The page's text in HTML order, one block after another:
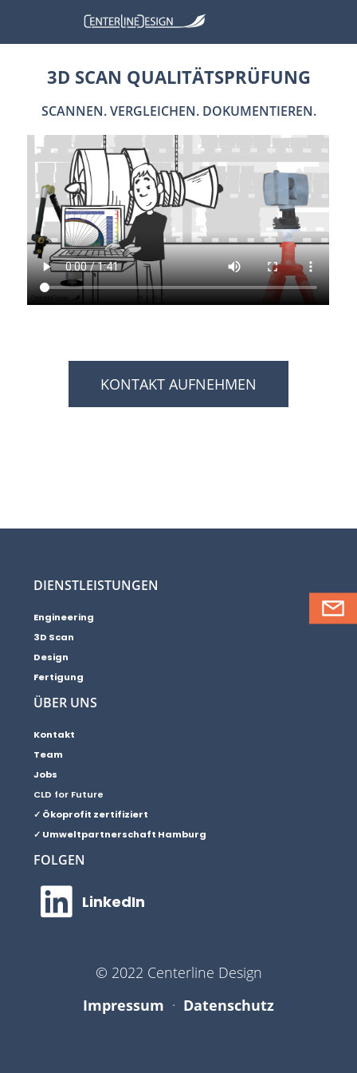
3D SCAN QUALITÄTSPRÜFUNG
SCANNEN. VERGLEICHEN. DOKUMENTIEREN.
KONTAKT AUFNEHMEN
DIENSTLEISTUNGEN
Engineering
3D Scan
Design
Fertigung
ÜBER UNS
Kontakt
Team
Jobs
CLD for Future
✓ Ökoprofit zertifiziert
✓ Umweltpartnerschaft Hamburg
FOLGEN
LinkedIn
© 2022 Centerline Design
Impressum · Datenschutz